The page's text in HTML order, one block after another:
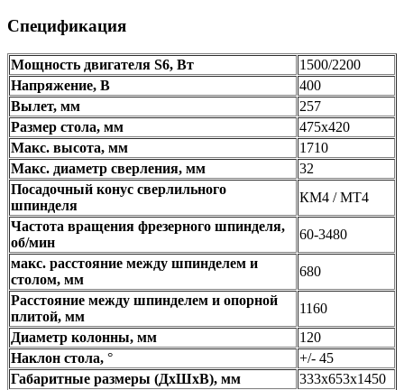
Спецификация
Мощность двигателя S6, Вт
1500/2200
Напряжение, В
400
Вылет, мм
257
Размер стола, мм
475x420
Макс. высота, мм
1710
Макс. диаметр сверления, мм
32
Посадочный конус сверлильного
шпинделя
КМ4 / MT4
Частота вращения фрезерного шпинделя,
об/мин
60-3480
макс. расстояние между шпинделем и
столом, мм
680
Расстояние между шпинделем и опорной
плитой, мм
1160
Диаметр колонны, мм
120
Наклон стола, °
+/- 45
Габаритные размеры (ДхШхВ), мм
333х653х1450